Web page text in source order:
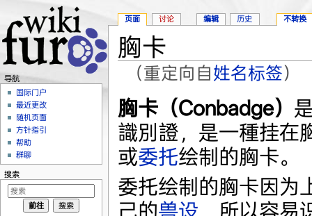
胸卡
（重定向自姓名标签）
胸卡（Conbadge）
識別證，是一種挂在
或委托绘制的胸卡。
委托绘制的胸卡因为
己的兽设 ，所以容易
页面 讨论 编辑 历史 不转换
导航
国际门户
最近更改
随机页面
方针指引
帮助
群聊
搜索